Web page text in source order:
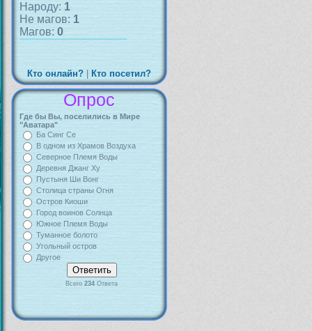
Народу: 1
Не магов: 1
Магов: 0
Кто онлайн? Кто посетил?
Опрос
Где бы Вы, поселились в Мире
"Аватара"
Ба Синг Се
В одном из Храмов Воздуха
Северное Племя Воды
Деревня Джанг Ху
Пустыня Ши Вонг
Столица страны Огня
Остров Киоши
Город воинов Солнца
Южное Племя Воды
Туманное болото
Угольный остров
Другое
Всего 234 Ответа